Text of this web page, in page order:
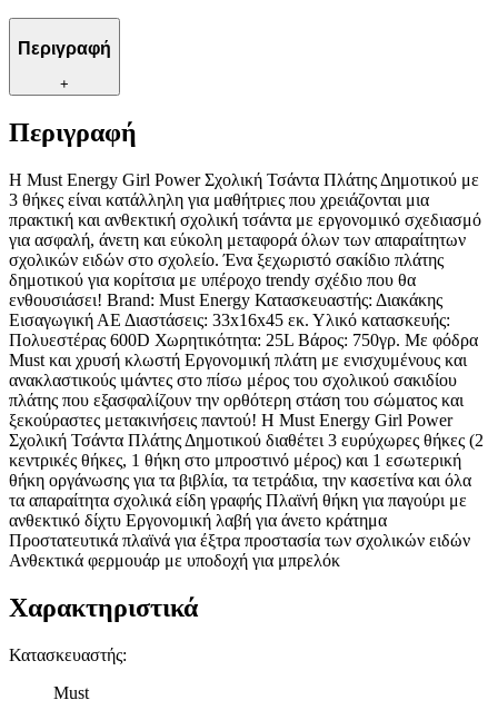
Περιγραφή
+
Περιγραφή
Η Must Energy Girl Power Σχολική Τσάντα Πλάτης Δημοτικού με
3 θήκες είναι κατάλληλη για μαθήτριες που χρειάζονται μια
πρακτική και ανθεκτική σχολική τσάντα με εργονομικό σχεδιασμό
για ασφαλή, άνετη και εύκολη μεταφορά όλων των απαραίτητων
σχολικών ειδών στο σχολείο. Ένα ξεχωριστό σακίδιο πλάτης
δημοτικού για κορίτσια με υπέροχο trendy σχέδιο που θα
ενθουσιάσει! Brand: Must Energy Κατασκευαστής: Διακάκης
Εισαγωγική ΑΕ Διαστάσεις: 33x16x45 εκ. Υλικό κατασκευής:
Πολυεστέρας 600D Χωρητικότητα: 25L Βάρος: 750γρ. Με φόδρα
Must και χρυσή κλωστή Εργονομική πλάτη με ενισχυμένους και
ανακλαστικούς ιμάντες στο πίσω μέρος του σχολικού σακιδίου
πλάτης που εξασφαλίζουν την ορθότερη στάση του σώματος και
ξεκούραστες μετακινήσεις παντού! Η Must Energy Girl Power
Σχολική Τσάντα Πλάτης Δημοτικού διαθέτει 3 ευρύχωρες θήκες (2
κεντρικές θήκες, 1 θήκη στο μπροστινό μέρος) και 1 εσωτερική
θήκη οργάνωσης για τα βιβλία, τα τετράδια, την κασετίνα και όλα
τα απαραίτητα σχολικά είδη γραφής Πλαϊνή θήκη για παγούρι με
ανθεκτικό δίχτυ Εργονομική λαβή για άνετο κράτημα
Προστατευτικά πλαϊνά για έξτρα προστασία των σχολικών ειδών
Ανθεκτικά φερμουάρ με υποδοχή για μπρελόκ
Χαρακτηριστικά
Κατασκευαστής:
Must